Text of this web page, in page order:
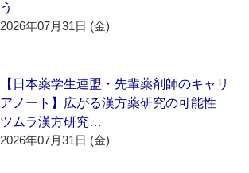
う
2026年07月31日 (金)
【日本薬学生連盟・先輩薬剤師のキャリ
アノート】広がる漢方薬研究の可能性
ツムラ漢方研究…
2026年07月31日 (金)